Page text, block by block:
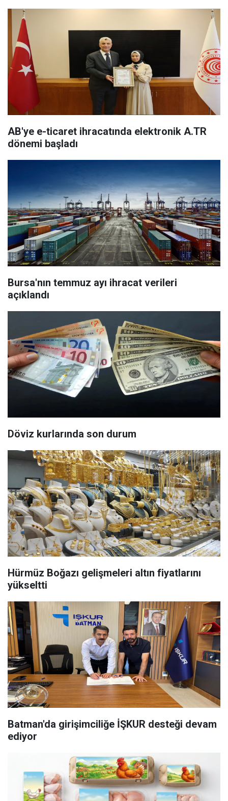
AB'ye e-ticaret ihracatında elektronik A.TR
dönemi başladı
Bursa'nın temmuz ayı ihracat verileri
açıklandı
Döviz kurlarında son durum
Hürmüz Boğazı gelişmeleri altın fiyatlarını
yükseltti
Batman'da girişimciliğe İŞKUR desteği devam
ediyor